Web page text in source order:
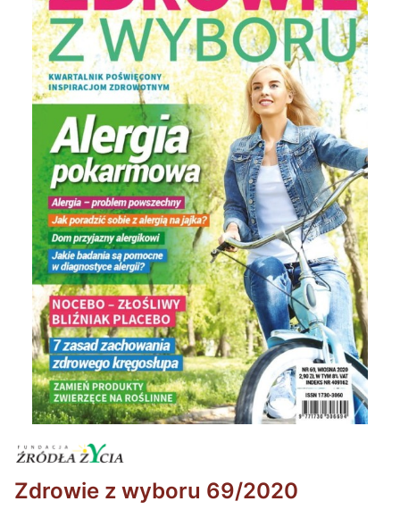
Zdrowie z wyboru 69/2020